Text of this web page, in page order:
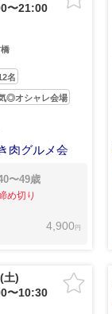
〜21:00
名
◎オシャレ会場
肉グルメ会
〜49歳
め切り
4,900 円
土)
〜10:30